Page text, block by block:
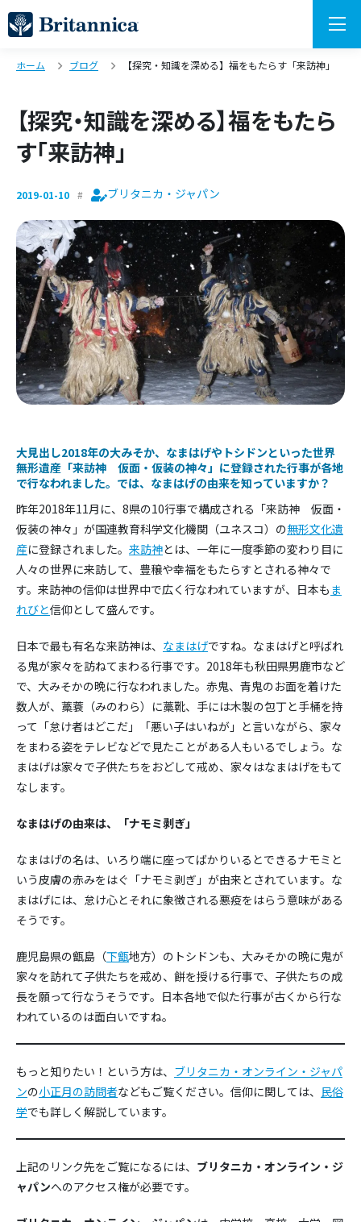
ホーム ブログ 【探究・知識を深める】福をもたらす「来訪神」
【探究・知識を深める】福をもたら
す「来訪神」
2019-01-10 ブリタニカ・ジャパン
大見出し2018年の大みそか、なまはげやトシドンといった世界
無形遺産「来訪神 仮面・仮装の神々」に登録された行事が各地
で行なわれました。では、なまはげの由来を知っていますか？
昨年2018年11月に、8県の10行事で構成される「来訪神 仮面・
仮装の神々」が国連教育科学文化機関（ユネスコ）の無形文化遺
産に登録されました。 来訪神とは、一年に一度季節の変わり目に
人々の世界に来訪して、豊穣や幸福をもたらすとされる神々で
す。来訪神の信仰は世界中で広く行なわれていますが、日本も ま
れびと信仰として盛んです。
日本で最も有名な来訪神は、 なまはげですね。なまはげと呼ばれ
る鬼が家々を訪ねてまわる行事です。2018年も秋田県男鹿市など
で、大みそかの晩に行なわれました。赤鬼、青鬼のお面を着けた
数人が、藁蓑（みのわら）に藁靴、手には木製の包丁と手桶を持
って「怠け者はどこだ」「悪い子はいねが」と言いながら、家々
をまわる姿をテレビなどで見たことがある人もいるでしょう。な
まはげは家々で子供たちをおどして戒め、家々はなまはげをもて
なします。
なまはげの由来は、「ナモミ剥ぎ」
なまはげの名は、いろり端に座ってばかりいるとできるナモミと
いう皮膚の赤みをはぐ「ナモミ剥ぎ」が由来とされています。な
まはげには、怠け心とそれに象徴される悪疫をはらう意味がある
そうです。
鹿児島県の甑島（下甑地方）のトシドンも、大みそかの晩に鬼が
家々を訪れて子供たちを戒め、餅を授ける行事で、子供たちの成
長を願って行なうそうです。日本各地で似た行事が古くから行な
われているのは面白いですね。
もっと知りたい！という方は、 ブリタニカ・オンライン・ジャパ
ンの小正月の訪問者などもご覧ください。信仰に関しては、 民俗
学でも詳しく解説しています。
上記のリンク先をご覧になるには、 ブリタニカ・オンライン・ジ
ャパンへのアクセス権が必要です。